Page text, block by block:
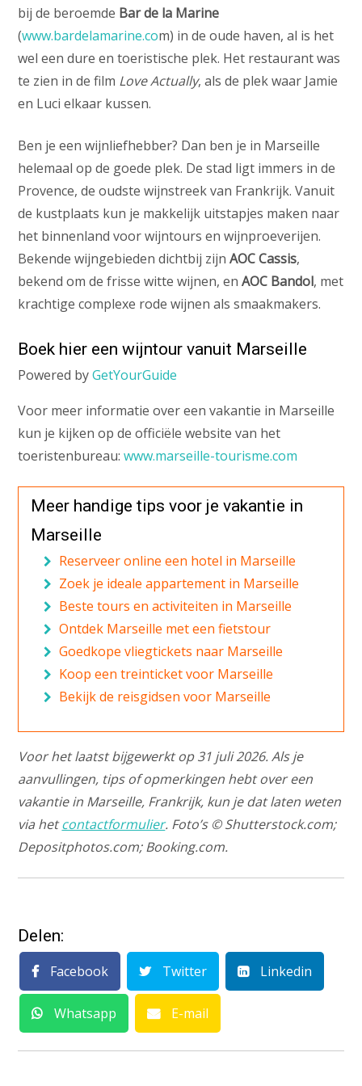
bij de beroemde Bar de la Marine
(www.bardelamarine.com) in de oude haven, al is het
wel een dure en toeristische plek. Het restaurant was
te zien in de film Love Actually, als de plek waar Jamie
en Luci elkaar kussen.
Ben je een wijnliefhebber? Dan ben je in Marseille
helemaal op de goede plek. De stad ligt immers in de
Provence, de oudste wijnstreek van Frankrijk. Vanuit
de kustplaats kun je makkelijk uitstapjes maken naar
het binnenland voor wijntours en wijnproeverijen.
Bekende wijngebieden dichtbij zijnAOC Cassis,
bekend om de frisse witte wijnen, enAOC Bandol, met
krachtige complexe rode wijnen als smaakmakers.
Boek hier een wijntour vanuit Marseille
Powered byGetYourGuide
Voor meer informatie over een vakantie in Marseille
kun je kijken op de officiële website van het
toeristenbureau:www.marseille-tourisme.com
Meer handige tips voor je vakantie in
Marseille
Reserveer online een hotel in Marseille
Zoek je ideale appartement in Marseille
Beste tours en activiteiten in Marseille
Ontdek Marseille met een fietstour
Goedkope vliegtickets naar Marseille
Koop een treinticket voor Marseille
Bekijk de reisgidsen voor Marseille
Voor het laatst bijgewerkt op 31 juli 2026. Als je
aanvullingen, tips of opmerkingen hebt over een
vakantie in Marseille, Frankrijk, kun je dat laten weten
via hetcontactformulier. Foto’s © Shutterstock.com;
Depositphotos.com; Booking.com.
Delen:
Facebook Twitter Linkedin
Whatsapp E-mail